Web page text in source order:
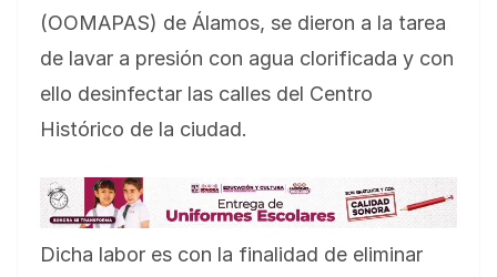
(OOMAPAS) de Álamos, se dieron a la tarea
de lavar a presión con agua clorificada y con
ello desinfectar las calles del Centro
Histórico de la ciudad.
Dicha labor es con la finalidad de eliminar